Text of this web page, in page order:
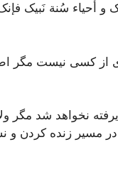
و أحياء سُنة نَبيک
از کسی نیست مگر
نخواهد شد مگر
مسیر زنده کردن و